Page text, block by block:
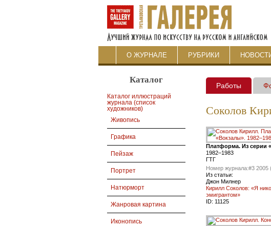
О ЖУРНАЛЕ РУБРИКИ
Каталог
Каталог иллюстраций
журнала (список
художников)
Живопись
Графика
Пейзаж
Портрет
Натюрморт
Жанровая картина
Иконопись
Работы
Соколов
Платформа. Из серии
1982–1983
ГТГ
Номер журнала:#3 2005
Из статьи:
Джон Милнер
Кирилл Соколов: «Я
эмигрантом»
ID: 11125